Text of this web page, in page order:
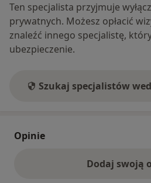
Ten specjalista przyjmuje
prywatnych. Możesz opłacić
znaleźć innego specjalistę,
ubezpieczenie.
Szukaj specjalistów
Opinie
Dodaj swoją